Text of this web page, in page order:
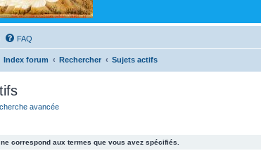
FAQ
Index forum Rechercher Sujets actifs
avancée
correspond aux termes que vous avez spécifiés.